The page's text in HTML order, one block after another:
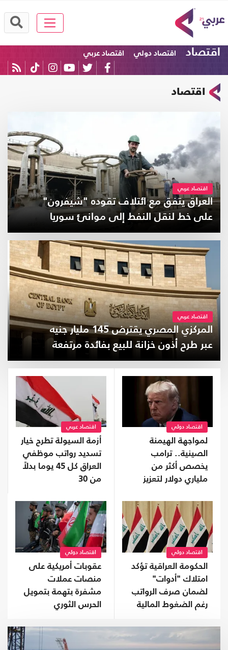
اقتصاد اقتصاد دولي اقتصاد عربي
اقتصاد
اقتصاد عربي
العراق يتفق مع ائتلاف تقوده "شيفرون"
على خط لنقل النفط إلى موانئ سوريا
والأردن
اقتصاد عربي
المركزي المصري يقترض 145 مليار جنيه
عبر طرح أذون خزانة للبيع بفائدة مرتفعة
اقتصاد دولي
لمواجهة الهيمنة
الصينية.. ترامب
يخصص أكثر من
ملياري دولار لتعزيز
اقتصاد عربي
أزمة السيولة تطرح خيار
تسديد رواتب موظفي
العراق كل 45 يوما بدلاً
من 30
اقتصاد دولي
الحكومة العراقية تؤكد
امتلاك "أدوات"
لضمان صرف الرواتب
رغم الضغوط المالية
اقتصاد دولي
عقوبات أمريكية على
منصات عملات
مشفرة بتهمة بتمويل
الحرس الثوري